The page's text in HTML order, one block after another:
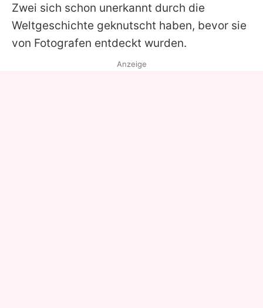
Zwei sich schon unerkannt durch die
Weltgeschichte geknutscht haben, bevor sie
von Fotografen entdeckt wurden.
Anzeige